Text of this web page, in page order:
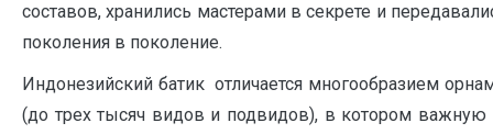
составов, хранились мастерами в секрете и
поколения в поколение.
Индонезийский батик отличается многообразием
(до трех тысяч видов и подвидов), в котором важную